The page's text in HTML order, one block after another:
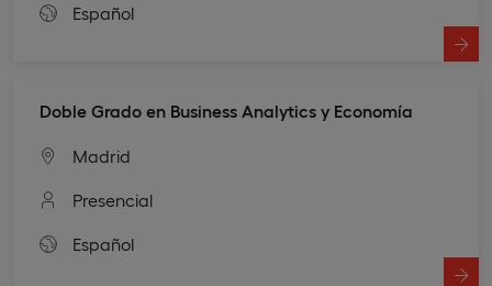
Español
Doble Grado en Business Analytics y Economía
Madrid
Presencial
Español